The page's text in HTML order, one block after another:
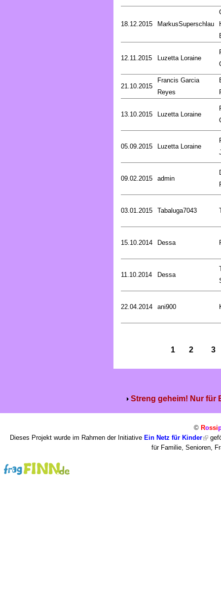
18.12.2015 MarkusSuperschlau
12.11.2015 Luzetta Loraine
21.10.2015
Francis Garcia
Reyes
13.10.2015 Luzetta Loraine
05.09.2015 Luzetta Loraine
09.02.2015 admin
03.01.2015 Tabaluga7043
15.10.2014 Dessa
11.10.2014 Dessa
22.04.2014 ani900
1 2 3
Streng geheim! Nur für
© Rossi
Dieses Projekt wurde im Rahmen der Initiative Ein Netz für Kinder
für Familie, Senioren,